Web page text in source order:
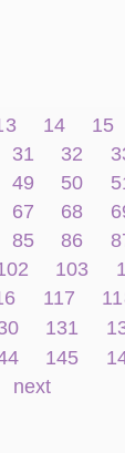
14 15
31 32
49 50
67 68
85 86
103
117
131
145
next